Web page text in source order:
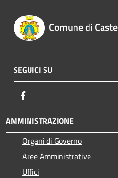
Comune di
SEGUICI SU
AMMINISTRAZIONE
Organi di Governo
Aree Amministrative
Uffici